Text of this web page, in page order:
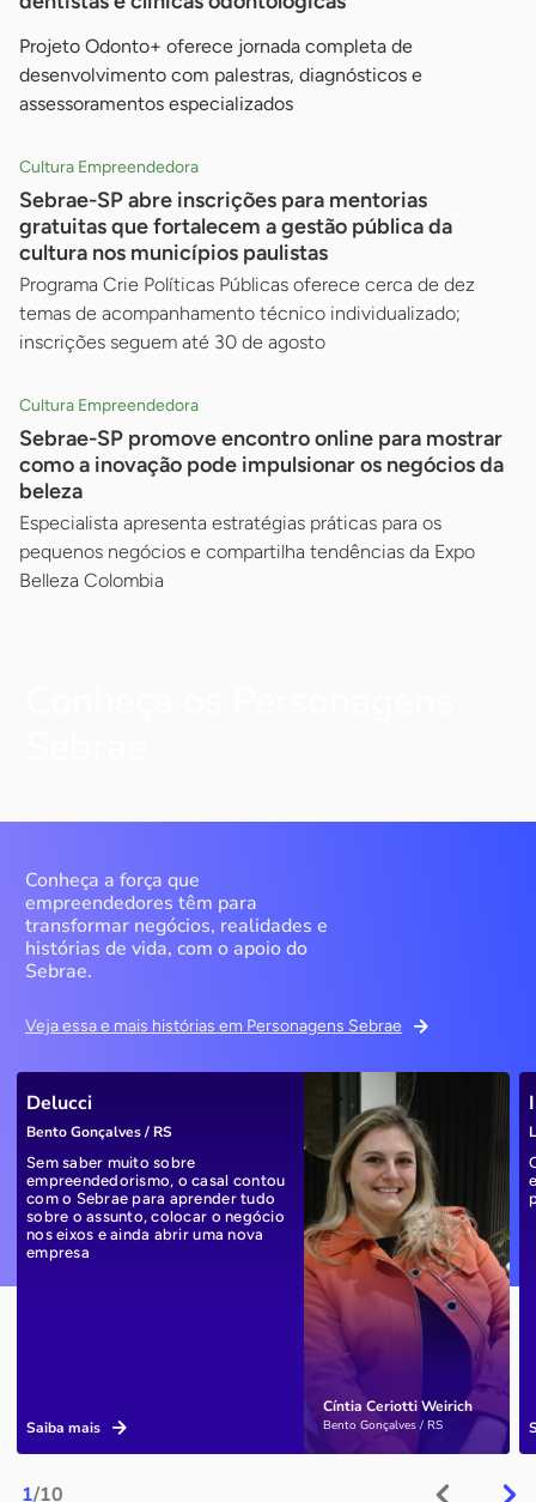
Projeto Odonto+ oferece jornada completa de
desenvolvimento com palestras, diagnósticos e
assessoramentos especializados
Cultura Empreendedora
Sebrae-SP abre inscrições para mentorias
gratuitas que fortalecem a gestão pública da
cultura nos municípios paulistas
Programa Crie Políticas Públicas oferece cerca de dez
temas de acompanhamento técnico individualizado;
inscrições seguem até 30 de agosto
Cultura Empreendedora
Sebrae-SP promove encontro online para mostrar
como a inovação pode impulsionar os negócios da
beleza
Especialista apresenta estratégias práticas para os
pequenos negócios e compartilha tendências da Expo
Belleza Colombia
Conheça a força que
empreendedores têm para
transformar negócios, realidades e
histórias de vida, com o apoio do
Sebrae.
Veja essa e mais histórias em Personagens Sebrae
1/10
Cíntia Ceriotti Weirich
Bento Gonçalves / RS
Delucci
Bento Gonçalves / RS
Sem saber muito sobre
empreendedorismo, o casal contou
com o Sebrae para aprender tudo
sobre o assunto, colocar o negócio
nos eixos e ainda abrir uma nova
empresa
Saiba mais